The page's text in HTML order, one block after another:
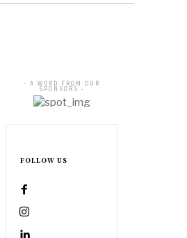
- A WORD FROM OUR
SPONSORS -
FOLLOW US